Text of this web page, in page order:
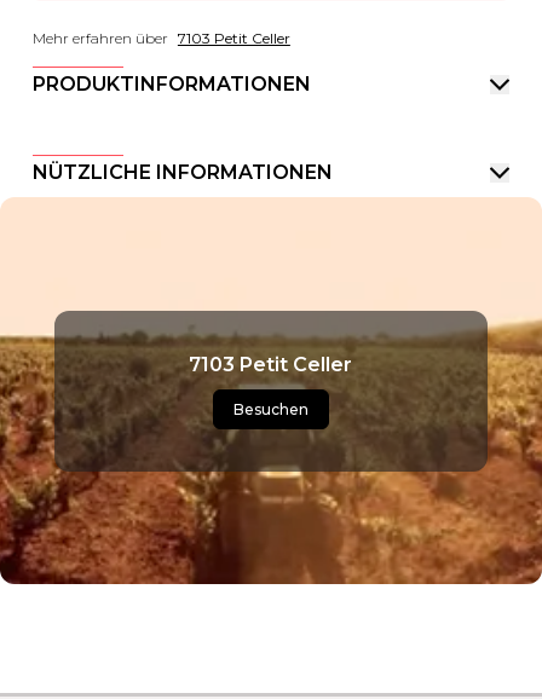
Mehr erfahren über 7103 Petit Celler
PRODUKTINFORMATIONEN
NÜTZLICHE INFORMATIONEN
7103 Petit Celler
Besuchen